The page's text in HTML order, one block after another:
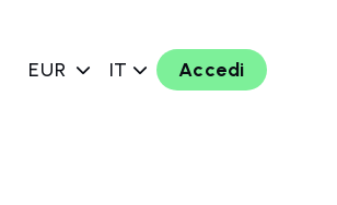
EUR IT Accedi